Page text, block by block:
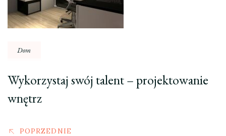
Dom
Wykorzystaj swój talent – projektowanie
wnętrz
POPRZEDNIE